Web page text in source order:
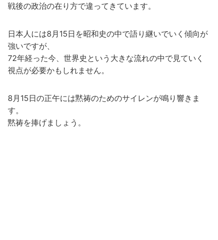
戦後の政治の在り方で違ってきています。
日本人には8月15日を昭和史の中で語り継いでいく傾向が
強いですが、
72年経った今、世界史という大きな流れの中で見ていく
視点が必要かもしれません。
8月15日の正午には黙祷のためのサイレンが鳴り響きま
す。
黙祷を捧げましょう。